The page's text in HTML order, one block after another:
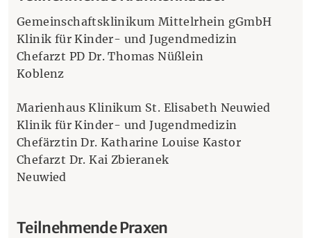
Gemeinschaftsklinikum Mittelrhein gGmbH
Klinik für Kinder- und Jugendmedizin
Chefarzt PD Dr. Thomas Nüßlein
Koblenz
Marienhaus Klinikum St. Elisabeth Neuwied
Klinik für Kinder- und Jugendmedizin
Chefärztin Dr. Katharine Louise Kastor
Chefarzt Dr. Kai Zbieranek
Neuwied
Teilnehmende Praxen